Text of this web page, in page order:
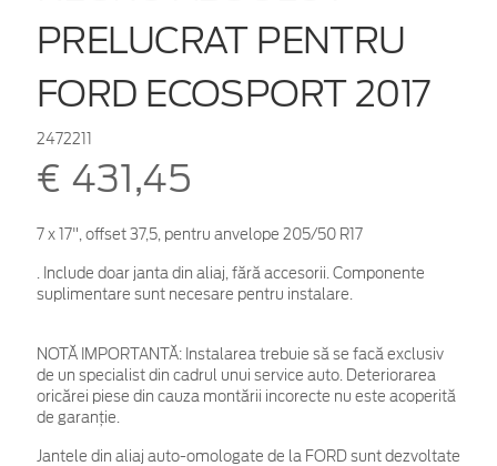
PRELUCRAT PENTRU
FORD ECOSPORT 2017
2472211
€ 431,45
7 x 17", offset 37,5, pentru anvelope 205/50 R17
. Include doar janta din aliaj, fără accesorii. Componente
suplimentare sunt necesare pentru instalare.
NOTĂ IMPORTANTĂ: Instalarea trebuie să se facă exclusiv
de un specialist din cadrul unui service auto. Deteriorarea
oricărei piese din cauza montării incorecte nu este acoperită
de garanţie.
Jantele din aliaj auto-omologate de la FORD sunt dezvoltate